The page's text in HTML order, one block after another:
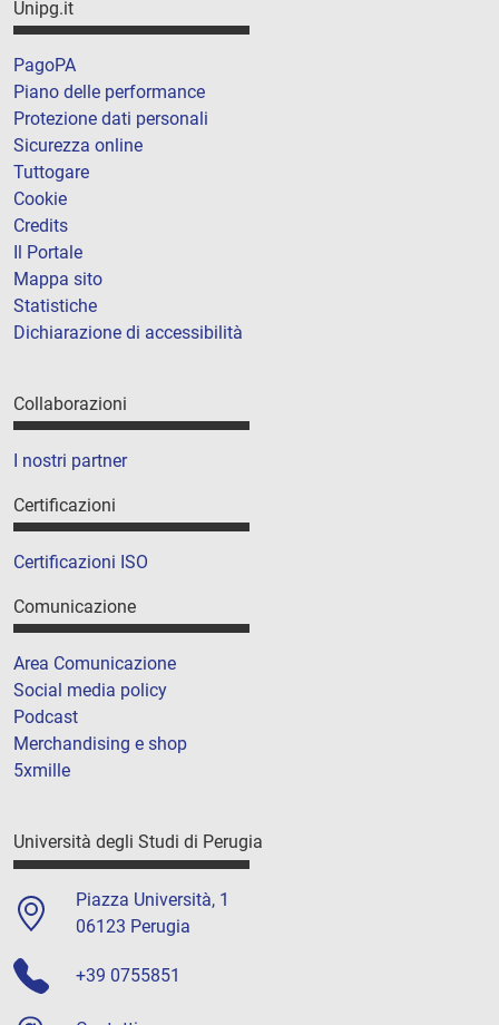
Unipg.it
PagoPA
Piano delle performance
Protezione dati personali
Sicurezza online
Tuttogare
Cookie
Credits
Il Portale
Mappa sito
Statistiche
Dichiarazione di accessibilità
Collaborazioni
I nostri partner
Certificazioni
Certificazioni ISO
Comunicazione
Area Comunicazione
Social media policy
Podcast
Merchandising e shop
5xmille
Università degli Studi di Perugia
Piazza Università, 1
06123 Perugia
+39 0755851